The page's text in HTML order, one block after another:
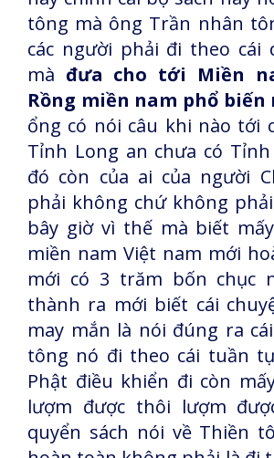
tông mà ông Trần nhân
các người phải đi theo cái
mà đưa cho tới Miền
Rồng miền nam phổ biến
ổng có nói câu khi nào tới
Tỉnh Long an chưa có
đó còn của ai của người
phải không chứ không
bây giờ vì thế mà biết
miền nam Việt nam mới
mới có 3 trăm bốn chục
thành ra mới biết cái
may mắn là nói đúng ra
tông nó đi theo cái tuần
Phật điều khiển đi còn
lượm được thôi lượm
quyển sách nói về Thiền